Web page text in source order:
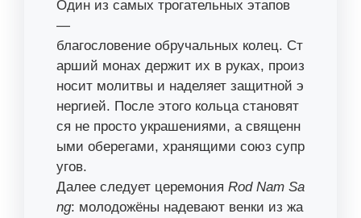
Один из самых трогательных этапов
—
благословение обручальных колец. Ст
арший монах держит их в руках, произ
носит молитвы и наделяет защитной э
нергией. После этого кольца становят
ся не просто украшениями, а священн
ыми оберегами, хранящими союз супр
угов.
Далее следует церемония Rod Nam Sa
ng: молодожёны надевают венки из жа